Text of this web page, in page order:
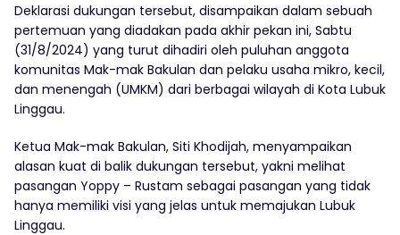
Deklarasi dukungan tersebut, disampaikan dalam sebuah
pertemuan yang diadakan pada akhir pekan ini, Sabtu
(31/8/2024) yang turut dihadiri oleh puluhan anggota
komunitas Mak-mak Bakulan dan pelaku usaha mikro, kecil,
dan menengah (UMKM) dari berbagai wilayah di Kota Lubuk
Linggau.
Ketua Mak-mak Bakulan, Siti Khodijah, menyampaikan
alasan kuat di balik dukungan tersebut, yakni melihat
pasangan Yoppy – Rustam sebagai pasangan yang tidak
hanya memiliki visi yang jelas untuk memajukan Lubuk
Linggau.